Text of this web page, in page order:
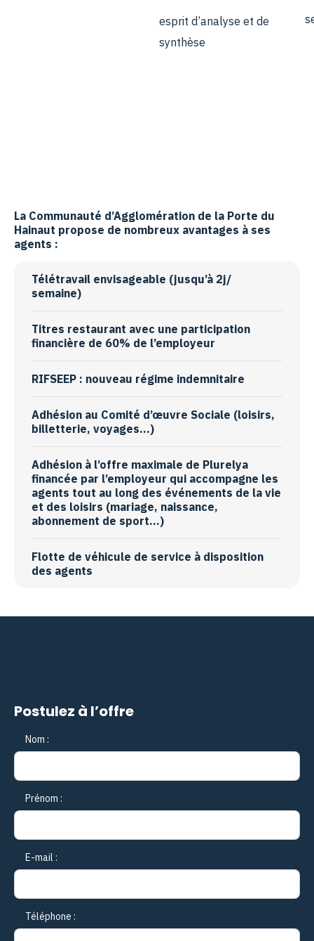
esprit d’analyse et de
synthèse
La Communauté d’Agglomération de la Porte du
Hainaut propose de nombreux avantages à ses
agents :
Télétravail envisageable (jusqu’à 2j/
semaine)
Titres restaurant avec une participation
financière de 60% de l’employeur
RIFSEEP : nouveau régime indemnitaire
Adhésion au Comité d’œuvre Sociale (loisirs,
billetterie, voyages…)
Adhésion à l’offre maximale de Plurelya
financée par l’employeur qui accompagne les
agents tout au long des événements de la vie
et des loisirs (mariage, naissance,
abonnement de sport…)
Flotte de véhicule de service à disposition
des agents
Postulez à l’offre
Nom :
Prénom :
E-mail :
Téléphone :